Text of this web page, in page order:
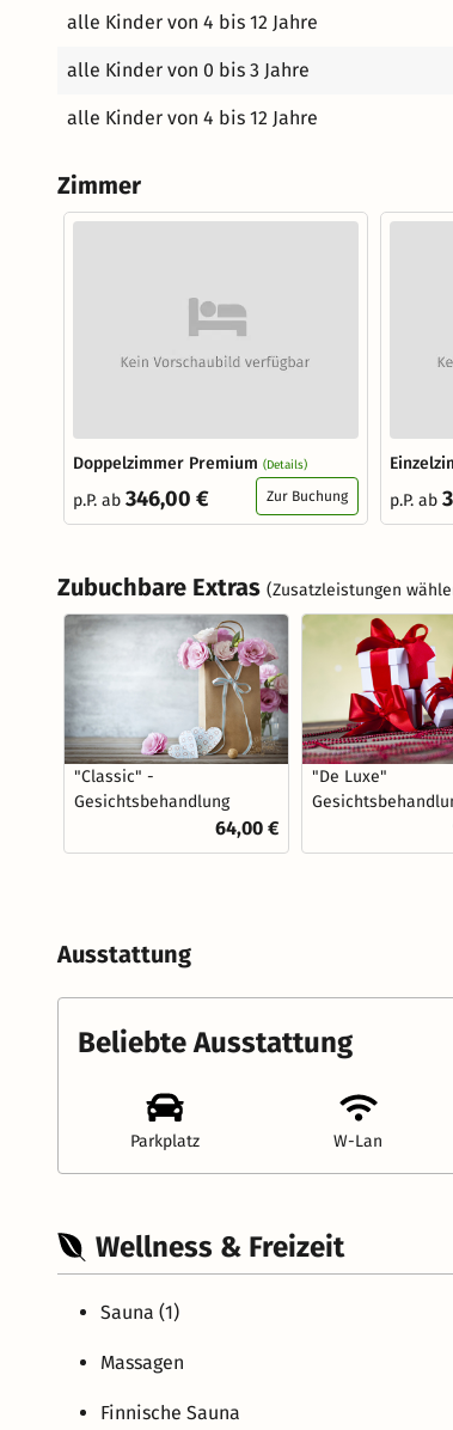
alle Kinder von 4 bis 12 Jahre
alle Kinder von 0 bis 3 Jahre
alle Kinder von 4 bis 12 Jahre
Zimmer
Doppelzimmer Premium (Details)
p.P. ab 346,00 € Zur Buchung p.P. ab
Zubuchbare Extras (Zusatzleistungen
"Classic" -
Gesichtsbehandlung
64,00 €
"De Luxe"
Ausstattung
Beliebte Ausstattung
Parkplatz W-Lan
Wellness & Freizeit
Sauna (1)
Massagen
Finnische Sauna